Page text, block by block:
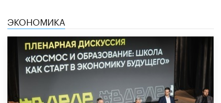
ЭКОНОМИКА